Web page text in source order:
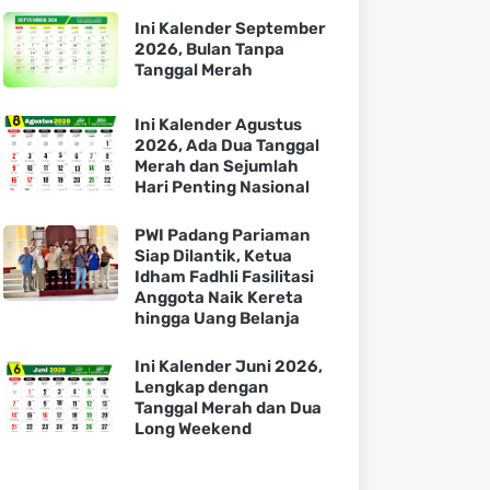
Ini Kalender September
2026, Bulan Tanpa
Tanggal Merah
Ini Kalender Agustus
2026, Ada Dua Tanggal
Merah dan Sejumlah
Hari Penting Nasional
PWI Padang Pariaman
Siap Dilantik, Ketua
Idham Fadhli Fasilitasi
Anggota Naik Kereta
hingga Uang Belanja
Ini Kalender Juni 2026,
Lengkap dengan
Tanggal Merah dan Dua
Long Weekend